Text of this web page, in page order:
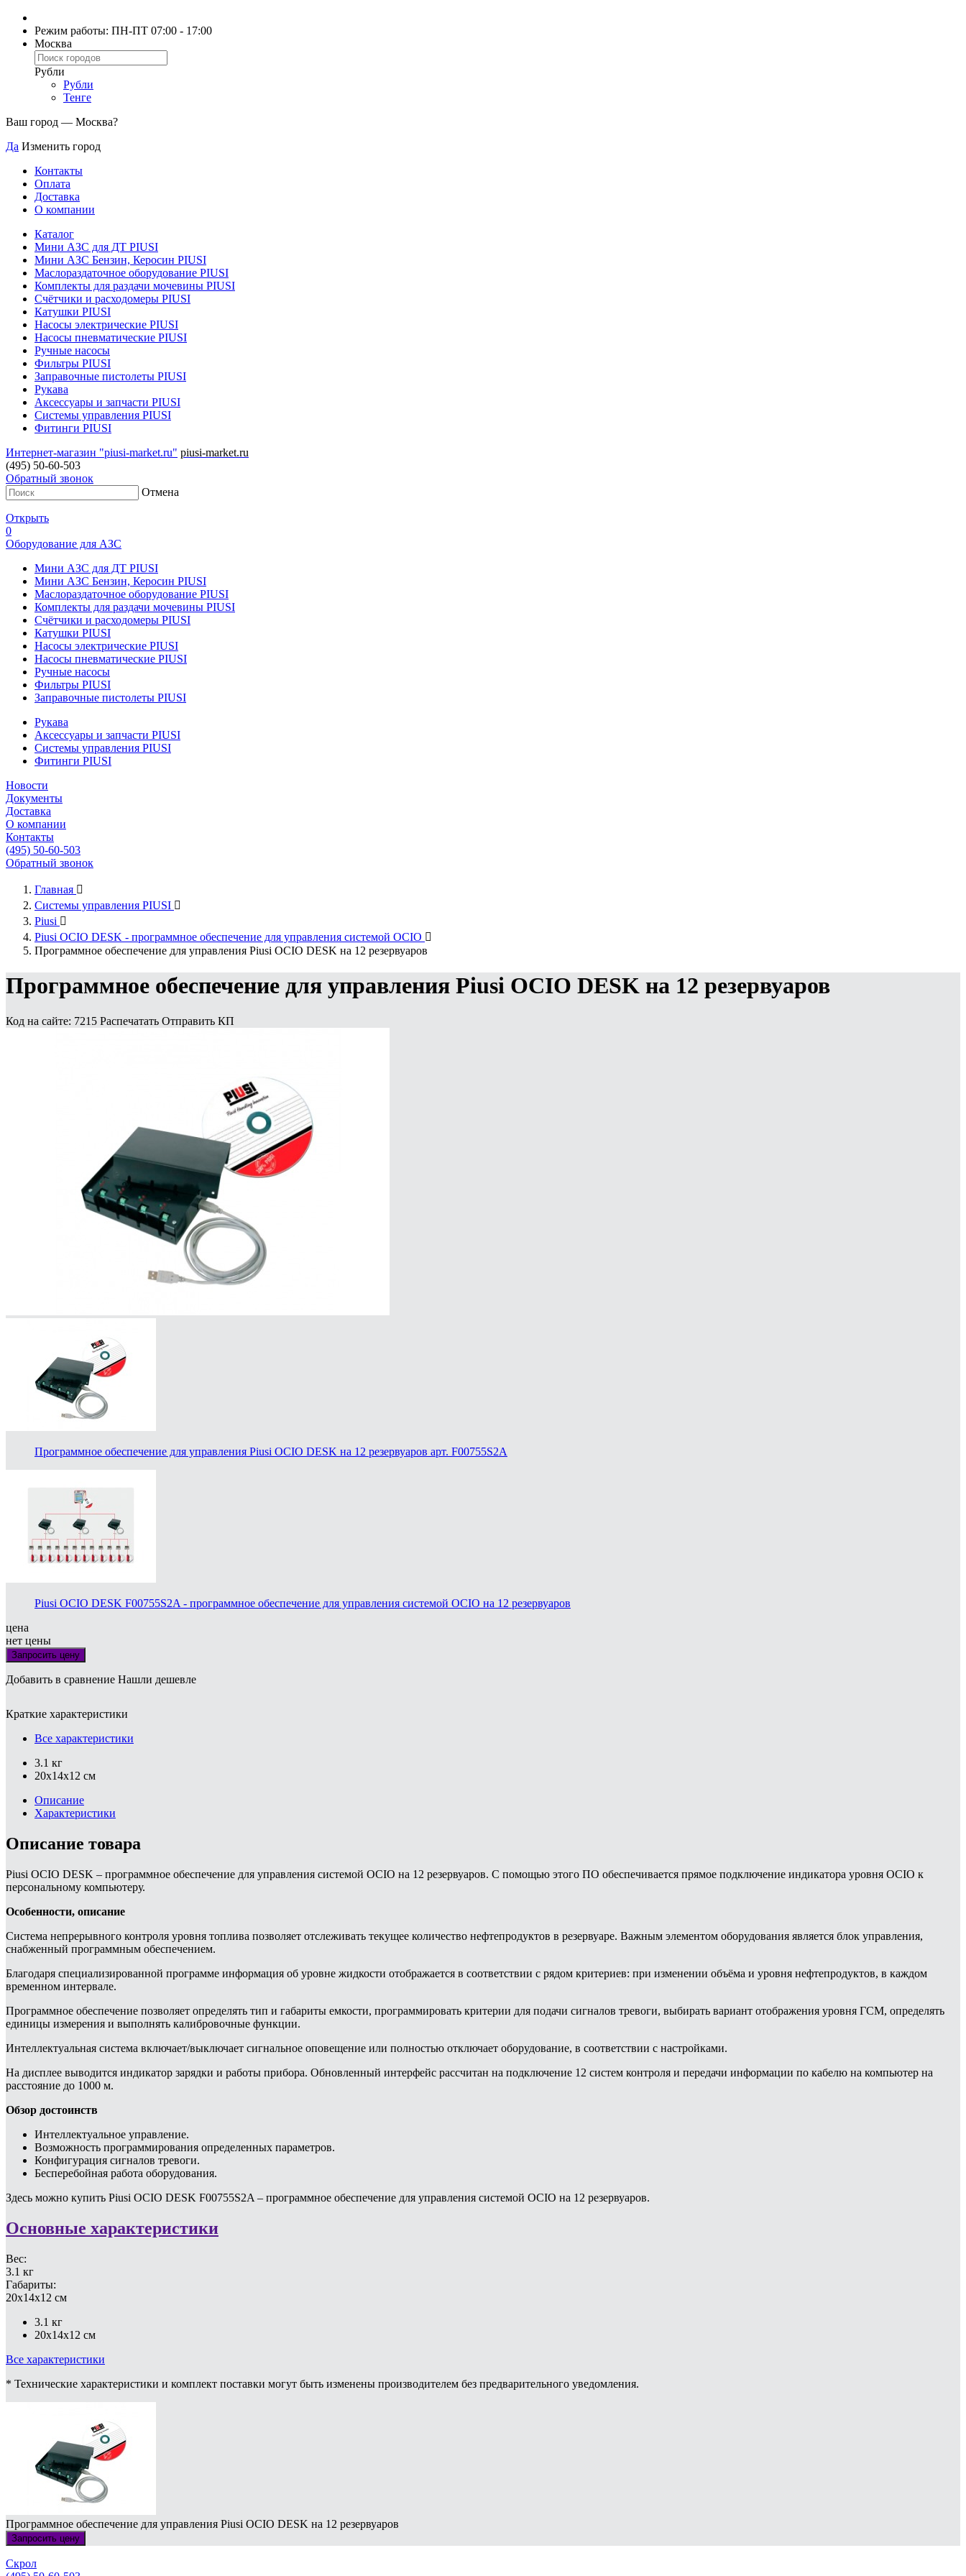
Режим работы: ПН-ПТ 07:00 - 17:00
Москва
Рубли
Рубли
Тенге
Ваш город — Москва?
Да Изменить город
Контакты
Оплата
Доставка
О компании
Каталог
Мини АЗС для ДТ PIUSI
Мини АЗС Бензин, Керосин PIUSI
Маслораздаточное оборудование PIUSI
Комплекты для раздачи мочевины PIUSI
Счётчики и расходомеры PIUSI
Катушки PIUSI
Насосы электрические PIUSI
Насосы пневматические PIUSI
Ручные насосы
Фильтры PIUSI
Заправочные пистолеты PIUSI
Рукава
Аксессуары и запчасти PIUSI
Системы управления PIUSI
Фитинги PIUSI
Интернет-магазин "piusi-market.ru" piusi-market.ru
(495) 50-60-503
Обратный звонок
Отмена
Открыть
0
Оборудование для АЗС
Мини АЗС для ДТ PIUSI
Мини АЗС Бензин, Керосин PIUSI
Маслораздаточное оборудование PIUSI
Комплекты для раздачи мочевины PIUSI
Счётчики и расходомеры PIUSI
Катушки PIUSI
Насосы электрические PIUSI
Насосы пневматические PIUSI
Ручные насосы
Фильтры PIUSI
Заправочные пистолеты PIUSI
Рукава
Аксессуары и запчасти PIUSI
Системы управления PIUSI
Фитинги PIUSI
Новости
Документы
Доставка
О компании
Контакты
(495) 50-60-503
Обратный звонок
Главная 
Системы управления PIUSI 
Piusi 
Piusi OCIO DESK - программное обеспечение для управления системой OCIO 
Программное обеспечение для управления Piusi OCIO DESK на 12 резервуаров
Программное обеспечение для управления Piusi OCIO DESK на 12 резервуаров
Код на сайте: 7215 Распечатать Отправить КП
Программное обеспечение для управления Piusi OCIO DESK на 12 резервуаров арт. F00755S2A
Piusi OCIO DESK F00755S2A - программное обеспечение для управления системой OCIO на 12 резервуаров
цена
нет цены
Запросить цену
Добавить в сравнение Нашли дешевле
Краткие характеристики
Все характеристики
3.1 кг
20x14x12 см
Описание
Характеристики
Описание товара
Piusi OCIO DESK – программное обеспечение для управления системой OCIO на 12 резервуаров. С помощью этого ПО обеспечивается прямое подключение индикатора уровня OCIO к
персональному компьютеру.
Особенности, описание
Система непрерывного контроля уровня топлива позволяет отслеживать текущее количество нефтепродуктов в резервуаре. Важным элементом оборудования является блок управления,
снабженный программным обеспечением.
Благодаря специализированной программе информация об уровне жидкости отображается в соответствии с рядом критериев: при изменении объёма и уровня нефтепродуктов, в каждом
временном интервале.
Программное обеспечение позволяет определять тип и габариты емкости, программировать критерии для подачи сигналов тревоги, выбирать вариант отображения уровня ГСМ, определять
единицы измерения и выполнять калибровочные функции.
Интеллектуальная система включает/выключает сигнальное оповещение или полностью отключает оборудование, в соответствии с настройками.
На дисплее выводится индикатор зарядки и работы прибора. Обновленный интерфейс рассчитан на подключение 12 систем контроля и передачи информации по кабелю на компьютер на
расстояние до 1000 м.
Обзор достоинств
Интеллектуальное управление.
Возможность программирования определенных параметров.
Конфигурация сигналов тревоги.
Бесперебойная работа оборудования.
Здесь можно купить Piusi OCIO DESK F00755S2A – программное обеспечение для управления системой OCIO на 12 резервуаров.
Основные характеристики
Вес:
3.1 кг
Габариты:
20x14x12 см
3.1 кг
20x14x12 см
Все характеристики
* Технические характеристики и комплект поставки могут быть изменены производителем без предварительного уведомления.
Программное обеспечение для управления Piusi OCIO DESK на 12 резервуаров
Запросить цену
Скрол